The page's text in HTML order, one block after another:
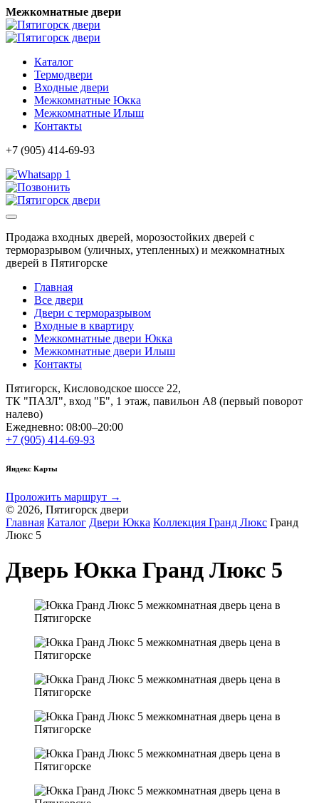
Межкомнатные двери
Каталог
Термодвери
Входные двери
Межкомнатные Юкка
Межкомнатные Илыш
Контакты
+7 (905) 414-69-93
1
Продажа входных дверей, морозостойких дверей с
терморазрывом (уличных, утепленных) и межкомнатных
дверей в Пятигорске
Главная
Все двери
Двери с терморазрывом
Входные в квартиру
Межкомнатные двери Юкка
Межкомнатные двери Илыш
Контакты
Пятигорск, Кисловодское шоссе 22,
ТК "ПАЗЛ", вход "Б", 1 этаж, павильон А8 (первый поворот
налево)
Ежедневно: 08:00–20:00
+7 (905) 414-69-93
Яндекс Карты
Проложить маршрут →
© 2026, Пятигорск двери
Главная Каталог Двери Юкка Коллекция Гранд Люкс Гранд
Люкс 5
Дверь Юкка Гранд Люкс 5